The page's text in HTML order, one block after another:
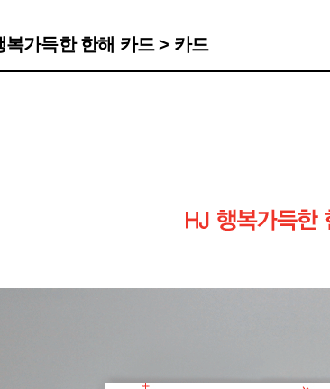
복가득한 한해 카드 > 카드